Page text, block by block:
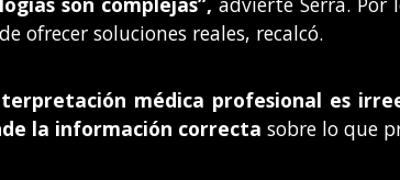
ofrecer soluciones reales, recalcó.
médica profesional es
la información correcta sobre lo que